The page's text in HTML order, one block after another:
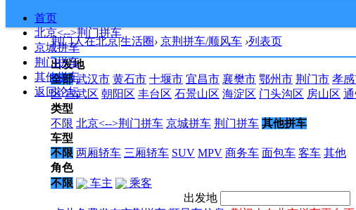
首页
北京<-->荆门拼车
京城拼车
荆门拼车
其他拼车
返回论坛
荆门人在北京|生活圈› 京荆拼车/顺风车 ›列表页
出发地
全部 武汉市 黄石市 十堰市 宜昌市 襄樊市 鄂州市 荆门市 孝
区 宣武区 朝阳区 丰台区 石景山区 海淀区 门头沟区 房山区
类型
不限 北京<-->荆门拼车 京城拼车 荆门拼车 其他拼车
车型
不限 两厢轿车 三厢轿车 SUV MPV 商务车 面包车 客车 其他
角色
不限
车主
乘客
出发地